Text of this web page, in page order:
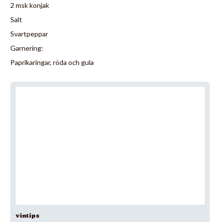
2 msk konjak
Salt
Svartpeppar
Garnering:
Paprikaringar, röda och gula
vintips